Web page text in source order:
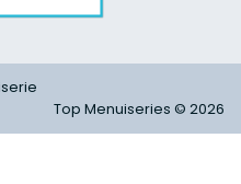
Top Menuiseries © 2026